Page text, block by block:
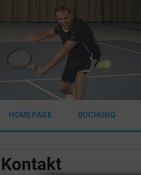
HOMEPAGE BUCHUNG
Kontakt